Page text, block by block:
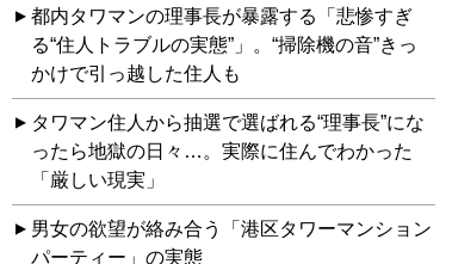
都内タワマンの理事長が暴露する「悲惨すぎ
る“住人トラブルの実態”」。“掃除機の音”きっ
かけで引っ越した住人も
タワマン住人から抽選で選ばれる“理事長”にな
ったら地獄の日々…。実際に住んでわかった
「厳しい現実」
男女の欲望が絡み合う「港区タワーマンション
パーティー」の実態